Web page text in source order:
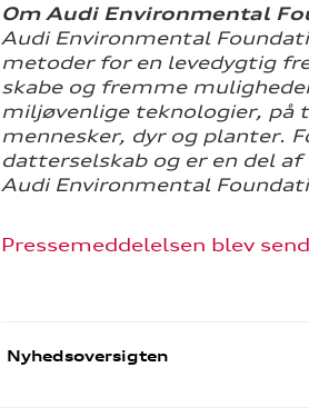
Om Audi Environmental
Audi Environmental
metoder for en levedygtig
skabe og fremme
miljøvenlige teknologier, på
mennesker, dyr og planter.
datterselskab og er en del
Audi Environmental
Pressemeddelelsen blev
Nyhedsoversigten